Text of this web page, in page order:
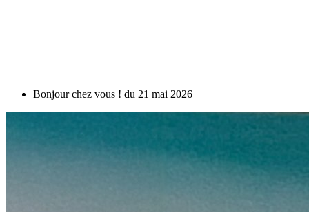
Bonjour chez vous ! du 21 mai 2026